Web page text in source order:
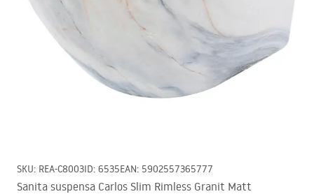
SKU: REA-C8003ID: 6535EAN: 5902557365777
Sanita suspensa Carlos Slim Rimless Granit Matt